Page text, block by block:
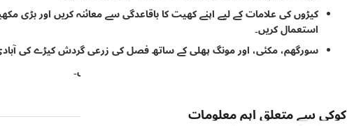
کیڑوں کی علامات کے لیے اپنے کھیت کا باقاعدگی سے معائنہ کریں اور بڑی
استعمال کریں۔
سورگھم، مکئی، اور مونگ پھلی کے ساتھ فصل کی زرعی گردش کیڑے کی
نان ہوسٹ فصلوں کے ساتھ فصل کی زرعی گردش کروائیں۔
کوکی سے متعلق اہم معلومات